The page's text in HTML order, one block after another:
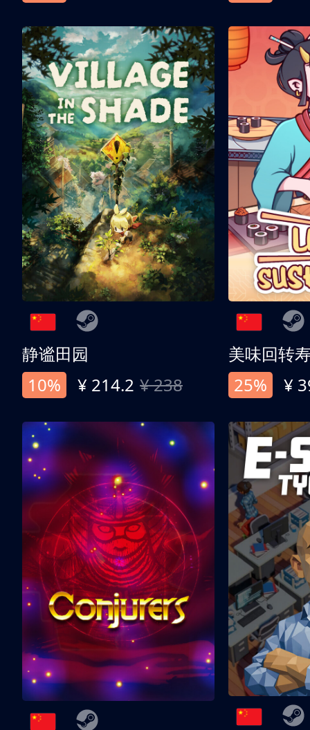
静谧田园
10%
¥ 214.2 ¥ 238
美味回转
25%
¥